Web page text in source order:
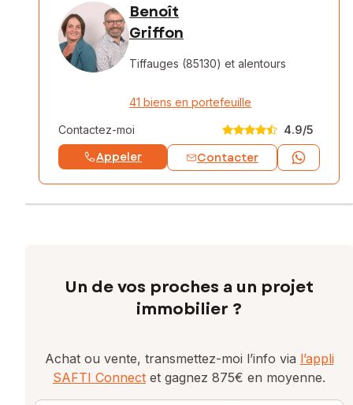
Benoît
Griffon
Tiffauges (85130) et alentours
41 biens en portefeuille
Contactez-moi 4.9/5
Appeler Contacter
Un de vos proches a un projet
immobilier ?
Achat ou vente, transmettez-moi l’info via l’appli
SAFTI Connect et gagnez 875€ en moyenne.